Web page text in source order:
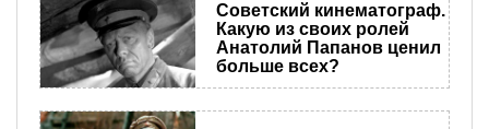
Советский кинематограф.
Какую из своих ролей
Анатолий Папанов ценил
больше всех?